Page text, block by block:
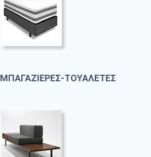
ΜΠΑΓΑΖΙΕΡΕΣ-ΤΟΥΑΛΕΤΕΣ